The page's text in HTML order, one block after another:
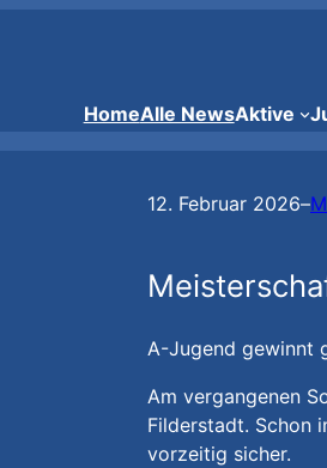
HomeAlle NewsAktive
12. Februar 2026–
A-Jugend gewinnt
Am vergangenen
Filderstadt. Schon
vorzeitig sicher.